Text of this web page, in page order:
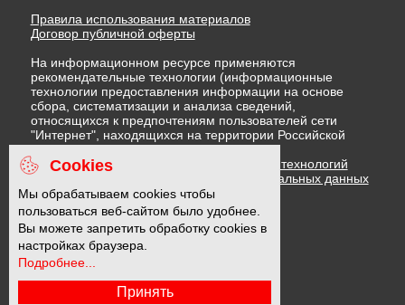
Правила использования материалов
Договор публичной оферты
На информационном ресурсе применяются
рекомендательные технологии (информационные
технологии предоставления информации на основе
сбора, систематизации и анализа сведений,
относящихся к предпочтениям пользователей сети
"Интернет", находящихся на территории Российской
Федерации)
Правила применения рекомендательных технологий
Политика в отношении обработки персональных данных
Политика обработки файлов cookie
16 +
Cookies
Мы обрабатываем cookies чтобы
пользоваться веб-сайтом было удобнее.
Вы можете запретить обработку cookies в
настройках браузера.
Подробнее...
Принять